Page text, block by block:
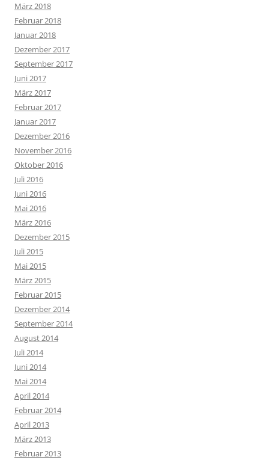
März 2018
Februar 2018
Januar 2018
Dezember 2017
September 2017
Juni 2017
März 2017
Februar 2017
Januar 2017
Dezember 2016
November 2016
Oktober 2016
Juli 2016
Juni 2016
Mai 2016
März 2016
Dezember 2015
Juli 2015
Mai 2015
März 2015
Februar 2015
Dezember 2014
September 2014
August 2014
Juli 2014
Juni 2014
Mai 2014
April 2014
Februar 2014
April 2013
März 2013
Februar 2013